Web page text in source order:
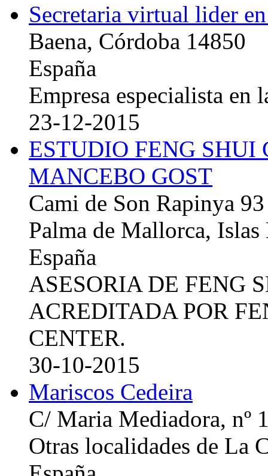
Secretaria virtual lider
Baena, Córdoba 14850
España
Empresa especialista en
23-12-2015
ESTUDIO FENG
MANCEBO GOST
Cami de Son Rapinya 93
Palma de Mallorca, Islas
España
ASESORIA DE FENG
ACREDITADA POR
CENTER.
30-10-2015
Mariscos Cedeira
C/ Maria Mediadora, nº
Otras localidades de La